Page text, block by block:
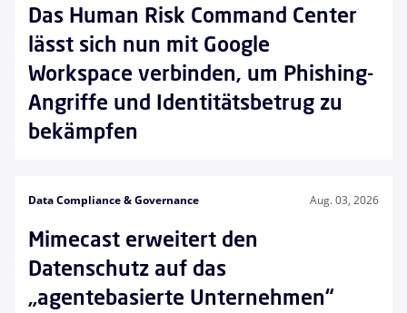
Das Human Risk Command Center
lässt sich nun mit Google
Workspace verbinden, um Phishing-
Angriffe und Identitätsbetrug zu
bekämpfen
Data Compliance & Governance Aug. 03, 2026
Mimecast erweitert den
Datenschutz auf das
„agentebasierte Unternehmen“